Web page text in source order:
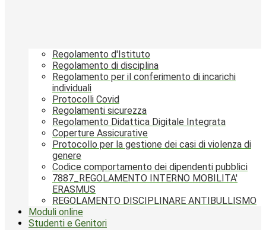
Regolamento d'Istituto
Regolamento di disciplina
Regolamento per il conferimento di incarichi
individuali
Protocolli Covid
Regolamenti sicurezza
Regolamento Didattica Digitale Integrata
Coperture Assicurative
Protocollo per la gestione dei casi di violenza di
genere
Codice comportamento dei dipendenti pubblici
7887_REGOLAMENTO INTERNO MOBILITA'
ERASMUS
REGOLAMENTO DISCIPLINARE ANTIBULLISMO
Moduli online
Studenti e Genitori